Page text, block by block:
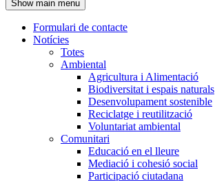
l'encapçalament
Show main menu
Navegació
principal
Formulari de contacte
Notícies
Totes
Ambiental
Agricultura i Alimentació
Biodiversitat i espais naturals
Desenvolupament sostenible
Reciclatge i reutilització
Voluntariat ambiental
Comunitari
Educació en el lleure
Mediació i cohesió social
Participació ciutadana